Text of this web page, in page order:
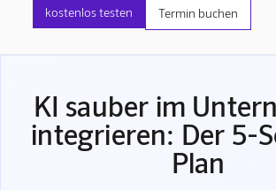
kostenlos testen Termin buchen
KI sauber im
integrieren: Der 5-
Plan